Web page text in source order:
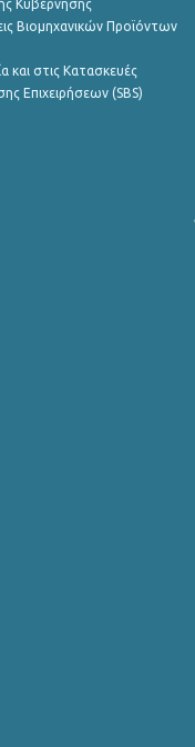
Κυβέρνησης
Βιομηχανικών Προϊόντων
και στις Κατασκευές
Επιχειρήσεων (SBS)